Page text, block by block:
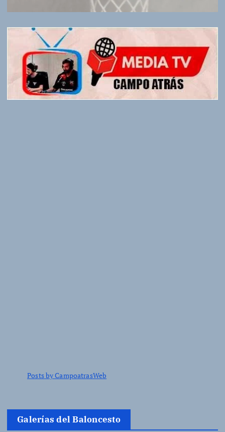
Posts by CampoatrasWeb
Galerías del Baloncesto